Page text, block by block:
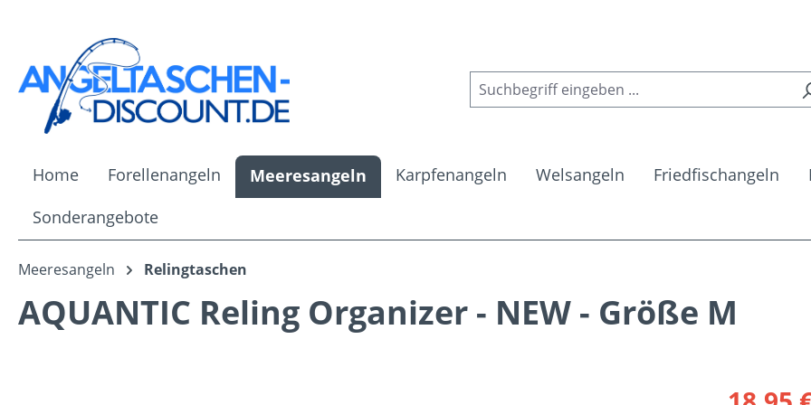
Home Forellenangeln Meeresangeln Karpfenangeln Welsangeln Friedfischangeln
Sonderangebote
Meeresangeln Relingtaschen
AQUANTIC Reling Organizer - NEW - Größe M